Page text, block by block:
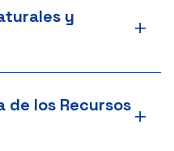
y
+
de los Recursos+